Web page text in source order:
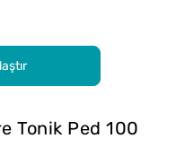
Tonik Ped 100